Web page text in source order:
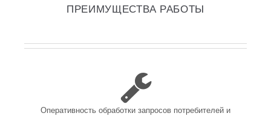
ПРЕИМУЩЕСТВА РАБОТЫ
Оперативность обработки запросов потребителей и